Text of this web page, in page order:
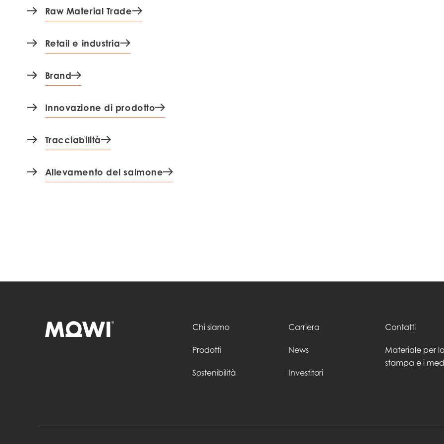
Raw Material Trade
Retail e industria
Brand
Innovazione di prodotto
Tracciabilità
Allevamento del salmone
Chi siamo
Prodotti
Sostenibilità
Carriera
News
Investitori
Contatti
Materiale per la
stampa e i